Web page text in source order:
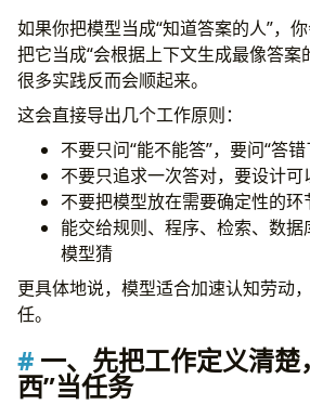
优先考虑这些格式
比如，不要只让它“总结文档”
六、复杂任务一律拆，不要幻想一次生
一个常见拆法
第一步：理解任务
第二步：处理材料
第三步：生成候选方案
第四步：收敛
第五步：产出最终格式
七、工具能解决的事，交给工具；模
典型分工
检索系统
数据库 / 查询工具
如果你把模型当成“知道答案的人”，
把它当成“会根据上下文生成最像答案
很多实践反而会顺起来。
这会直接导出几个工作原则：
不要只问“能不能答”，要问“答
不要只追求一次答对，要设计
不要把模型放在需要确定性的环
能交给规则、程序、检索、数
模型猜
更具体地说，模型适合加速认知劳动
任。
一、先把工作定义清楚
西”当任务